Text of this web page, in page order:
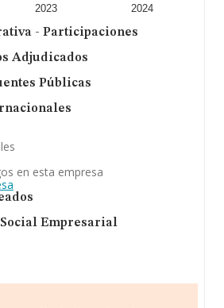
2023 2024
- Participaciones
Adjudicados
Públicas
en esta empresa
Empresarial